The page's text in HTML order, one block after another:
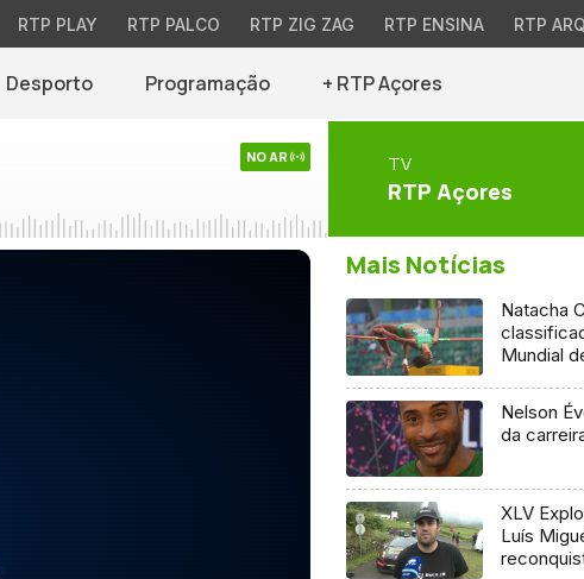
RTP PLAY RTP PALCO RTP ZIG ZAG RTP ENSINA RTP
Desporto Programação + RTP Açores
NO AR TV
RTP Açores
Mais Notícias
Natacha
Mundial
Nelson
da
XLV
Luís